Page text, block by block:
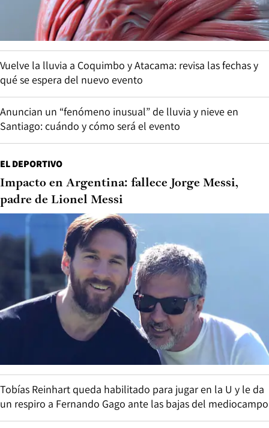
Vuelve la lluvia a Coquimbo y Atacama: revisa las fechas y
qué se espera del nuevo evento
Anuncian un “fenómeno inusual” de lluvia y nieve en
Santiago: cuándo y cómo será el evento
EL DEPORTIVO
Impacto en Argentina: fallece Jorge Messi,
padre de Lionel Messi
Tobías Reinhart queda habilitado para jugar en la U y le da
un respiro a Fernando Gago ante las bajas del mediocampo